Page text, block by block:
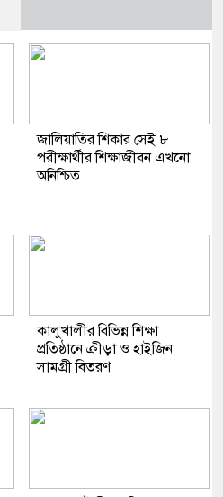
জালিয়াতির শিকার সেই ৮
পরীক্ষার্থীর শিক্ষাজীবন এখনো
অনিশ্চিত
কালুখালীর বিভিন্ন শিক্ষা
প্রতিষ্ঠানে ক্রীড়া ও হাইজিন
সামগ্রী বিতরণ